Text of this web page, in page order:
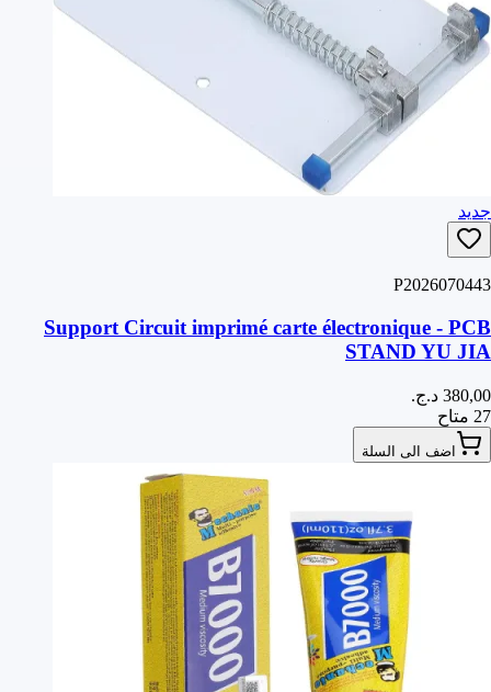
جديد
P2026070443
Support Circuit imprimé carte électronique - PCB
STAND YU JIA
27 متاح
اضف الى السلة